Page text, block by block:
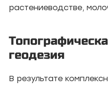
растениеводстве,
геодезия
В результате